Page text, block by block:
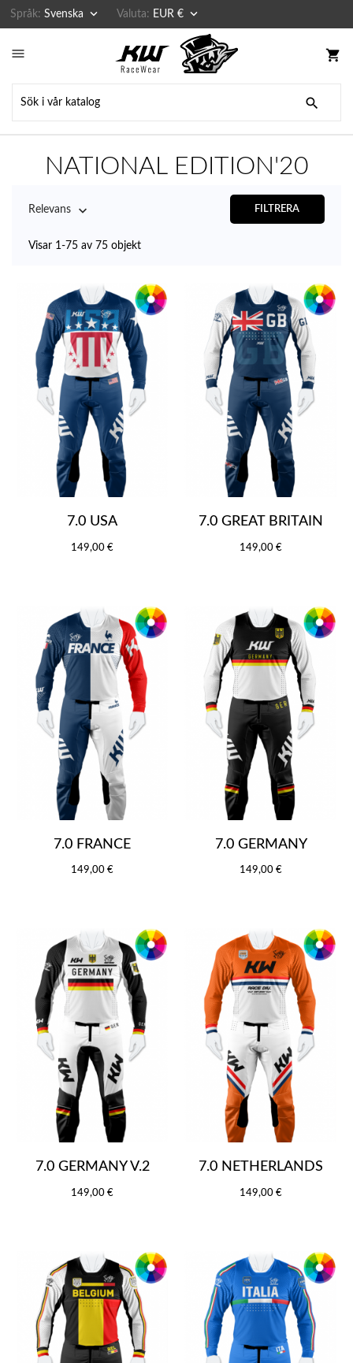
Språk: Svenska  Valuta: EUR € 
 shopping_cart

NATIONAL EDITION'20
Relevans  FILTRERA
Visar 1-75 av 75 objekt
7.0 USA
149,00 €
7.0 GREAT BRITAIN
149,00 €
7.0 FRANCE
149,00 €
7.0 GERMANY
149,00 €
7.0 GERMANY V.2
149,00 €
7.0 NETHERLANDS
149,00 €